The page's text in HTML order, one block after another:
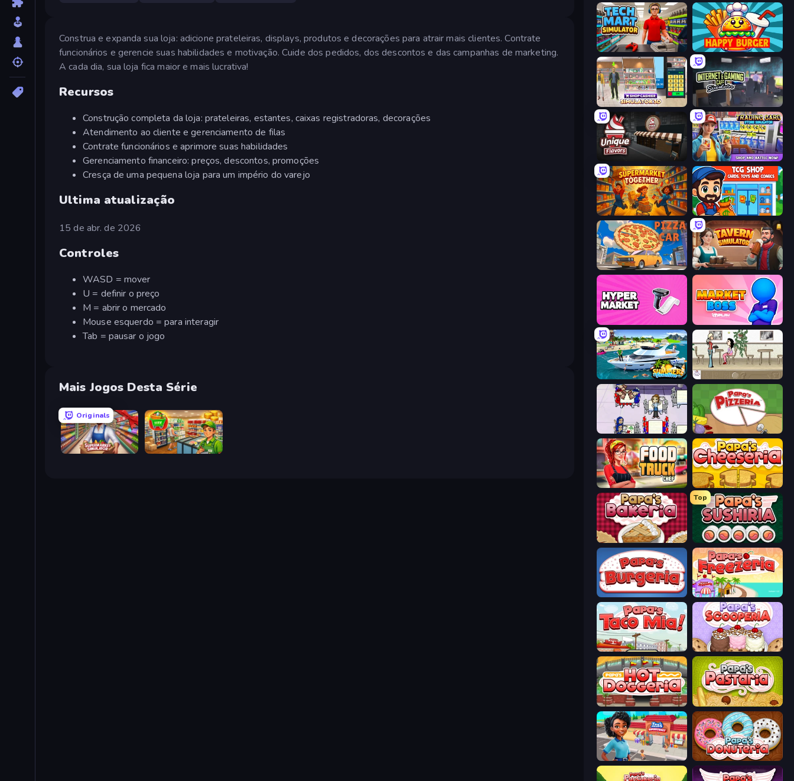
Construa e expanda sua loja: adicione prateleiras, displays, produtos e decorações para atrair mais clientes. Contrate
funcionários e gerencie suas habilidades e motivação. Cuide dos pedidos, dos descontos e das campanhas de marketing.
A cada dia, sua loja fica maior e mais lucrativa!
Recursos
Construção completa da loja: prateleiras, estantes, caixas registradoras, decorações
Atendimento ao cliente e gerenciamento de filas
Contrate funcionários e aprimore suas habilidades
Gerenciamento financeiro: preços, descontos, promoções
Cresça de uma pequena loja para um império do varejo
Ultima atualização
15 de abr. de 2026
Controles
WASD = mover
U = definir o preço
M = abrir o mercado
Mouse esquerdo = para interagir
Tab = pausar o jogo
Mais Jogos Desta Série
Originals
Supermarket Simulator: Store Manager Supermarket Simulator: Desert
Tech Mart Simulator Happy Burger
Unique Flavors Trading Card Store Simulator
Supermarket Together TCG Shop: Cards, Toys and Comics
Pizza Car Tavern Simulator
Hypermarket 3D Market Boss
Summer Vacation The Waitress
Diner Dash Papa's Pizzeria
Food Truck Chef™: A Fun Cooking Game Papa's Cheeseria
Papa's Bakeria
Top
Papa's Sushiria
Papa's Burgeria Papa's Freezeria
Papa's Taco Mia Papa's Scooperia
Papa's Hot Doggeria Papa's Pastaria
Iza's Supermarket Papa's Donuteria